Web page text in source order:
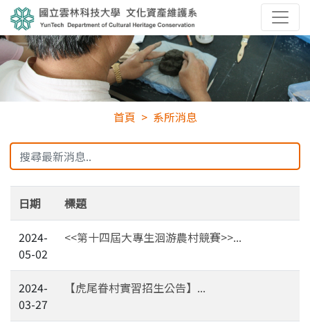
首頁 系所消息
日期 標題
2024-
05-02
<<第十四屆大專生洄游農村競賽>>...
2024-
03-27
【虎尾眷村實習招生公告】...